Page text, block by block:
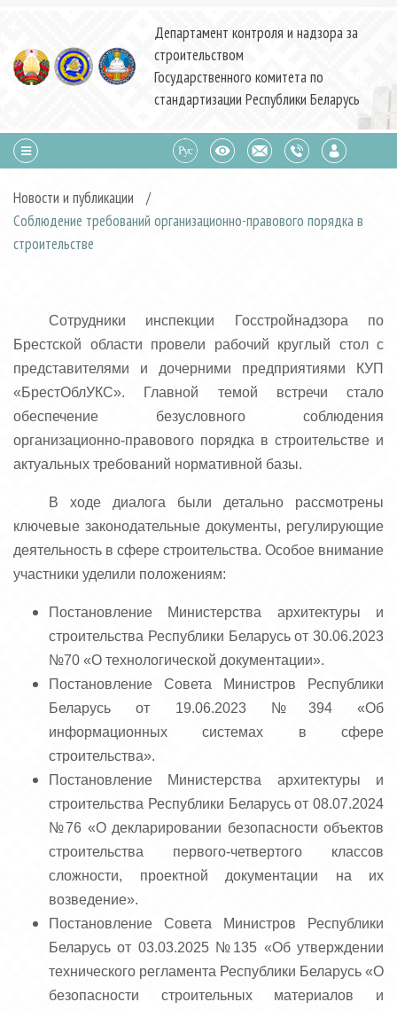
Департамент контроля и надзора за
строительством
Государственного комитета по
стандартизации Республики Беларусь
Новости и публикации
/
Соблюдение требований организационно-правового порядка в
строительстве
Сотрудники инспекции Госстройнадзора по
Брестской области провели рабочий круглый стол с
представителями и дочерними предприятиями КУП
«БрестОблУКС». Главной темой встречи стало
обеспечение безусловного соблюдения
организационно-правового порядка в строительстве и
актуальных требований нормативной базы.
В ходе диалога были детально рассмотрены
ключевые законодательные документы, регулирующие
деятельность в сфере строительства. Особое внимание
участники уделили положениям:
Постановление Министерства архитектуры и
строительства Республики Беларусь от 30.06.2023
№70 «О технологической документации».
Постановление Совета Министров Республики
Беларусь от 19.06.2023 №394 «Об
информационных системах в сфере
строительства».
Постановление Министерства архитектуры и
строительства Республики Беларусь от 08.07.2024
№76 «О декларировании безопасности объектов
строительства первого-четвертого классов
сложности, проектной документации на их
возведение».
Постановление Совета Министров Республики
Беларусь от 03.03.2025 №135 «Об утверждении
технического регламента Республики Беларусь «О
безопасности строительных материалов и